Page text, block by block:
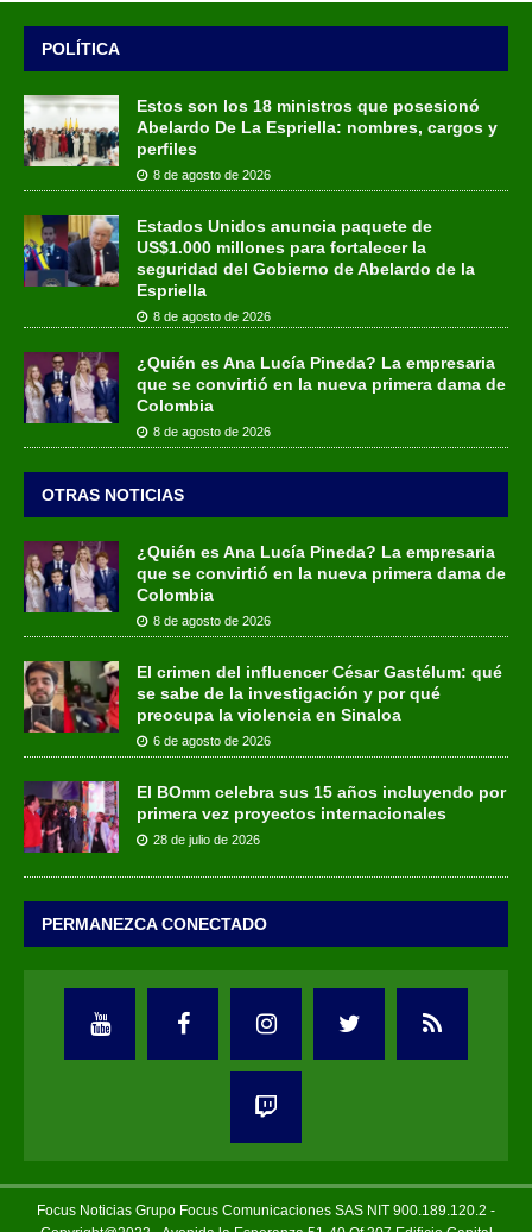
POLÍTICA
Estos son los 18 ministros que posesionó
Abelardo De La Espriella: nombres, cargos y
perfiles
8 de agosto de 2026
Estados Unidos anuncia paquete de
US$1.000 millones para fortalecer la
seguridad del Gobierno de Abelardo de la
Espriella
8 de agosto de 2026
¿Quién es Ana Lucía Pineda? La empresaria
que se convirtió en la nueva primera dama de
Colombia
8 de agosto de 2026
OTRAS NOTICIAS
¿Quién es Ana Lucía Pineda? La empresaria
que se convirtió en la nueva primera dama de
Colombia
8 de agosto de 2026
El crimen del influencer César Gastélum: qué
se sabe de la investigación y por qué
preocupa la violencia en Sinaloa
6 de agosto de 2026
El BOmm celebra sus 15 años incluyendo por
primera vez proyectos internacionales
28 de julio de 2026
PERMANEZCA CONECTADO
Focus Noticias Grupo Focus Comunicaciones SAS NIT 900.189.120.2 -